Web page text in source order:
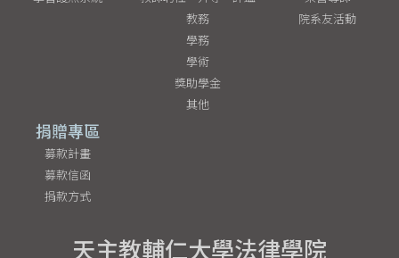
教務
學務
學術
獎助學金
其他
院系友活動
捐贈專區
募款計畫
募款信函
捐款方式
天主教輔仁大學法律學院